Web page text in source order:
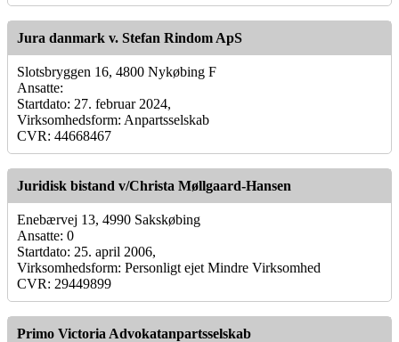
Jura danmark v. Stefan Rindom ApS
Slotsbryggen 16, 4800 Nykøbing F
Ansatte:
Startdato: 27. februar 2024,
Virksomhedsform: Anpartsselskab
CVR: 44668467
Juridisk bistand v/Christa Møllgaard-Hansen
Enebærvej 13, 4990 Sakskøbing
Ansatte: 0
Startdato: 25. april 2006,
Virksomhedsform: Personligt ejet Mindre Virksomhed
CVR: 29449899
Primo Victoria Advokatanpartsselskab